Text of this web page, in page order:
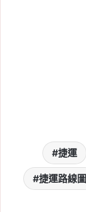
捷運
捷運路線圖